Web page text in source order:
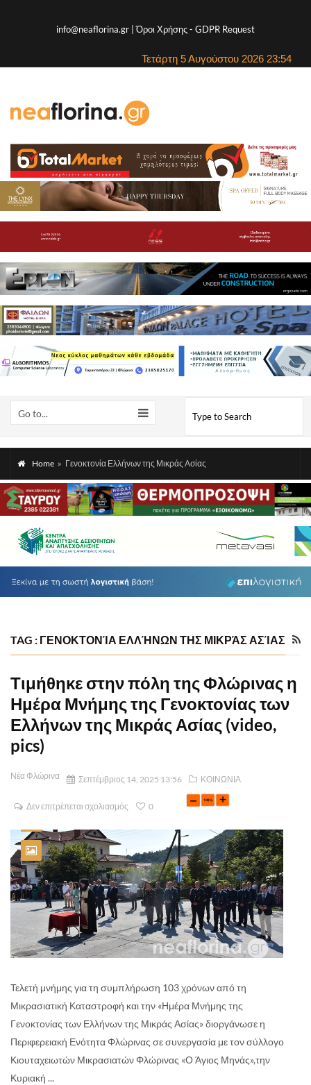
info@neaflorina.gr |Όροι Χρήσης- GDPR Request
Τετάρτη 5 Αυγούστου 2026 23:54
Go to...
Home » Γενοκτονία Ελλήνων της Μικράς Ασίας
TAG : ΓΕΝΟΚΤΟΝΊΑ ΕΛΛΉΝΩΝ ΤΗΣ ΜΙΚΡΆΣ ΑΣΊΑΣ
Τιμήθηκε στην πόλη της Φλώρινας η
Ημέρα Μνήμης της Γενοκτονίας των
Ελλήνων της Μικράς Ασίας (video,
pics)
Νέα Φλώρινα Σεπτέμβριος 14, 2025 13:56 ΚΟΙΝΩΝΙΑ
Δεν επιτρέπεται σχολιασμός 0
Τελετή μνήμης για τη συμπλήρωση 103 χρόνων από τη
Μικρασιατική Καταστροφή και την «Ημέρα Μνήμης της
Γενοκτονίας των Ελλήνων της Μικράς Ασίας» διοργάνωσε η
Περιφερειακή Ενότητα Φλώρινας σε συνεργασία με τον σύλλογο
Κιουταχειωτών Μικρασιατών Φλώρινας «Ο Άγιος Μηνάς»,την
Κυριακή ...